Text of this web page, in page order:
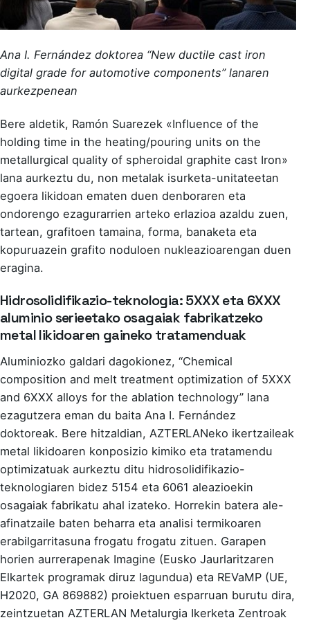
Ana I. Fernández doktorea “New ductile cast iron
digital grade for automotive components” lanaren
aurkezpenean
Bere aldetik, Ramón Suarezek «Influence of the
holding time in the heating/pouring units on the
metallurgical quality of spheroidal graphite cast Iron»
lana aurkeztu du, non metalak isurketa-unitateetan
egoera likidoan ematen duen denboraren eta
ondorengo ezagurarrien arteko erlazioa azaldu zuen,
tartean, grafitoen tamaina, forma, banaketa eta
kopuruazein grafito noduloen nukleazioarengan duen
eragina.
Hidrosolidifikazio-teknologia: 5XXX eta 6XXX
aluminio serieetako osagaiak fabrikatzeko
metal likidoaren gaineko tratamenduak
Aluminiozko galdari dagokionez, “Chemical
composition and melt treatment optimization of 5XXX
and 6XXX alloys for the ablation technology” lana
ezagutzera eman du baita Ana I. Fernández
doktoreak. Bere hitzaldian, AZTERLANeko ikertzaileak
metal likidoaren konposizio kimiko eta tratamendu
optimizatuak aurkeztu ditu hidrosolidifikazio-
teknologiaren bidez 5154 eta 6061 aleazioekin
osagaiak fabrikatu ahal izateko. Horrekin batera ale-
afinatzaile baten beharra eta analisi termikoaren
erabilgarritasuna frogatu frogatu zituen. Garapen
horien aurrerapenak Imagine (Eusko Jaurlaritzaren
Elkartek programak diruz lagundua) eta REVaMP (UE,
H2020, GA 869882) proiektuen esparruan burutu dira,
zeintzuetan AZTERLAN Metalurgia Ikerketa Zentroak